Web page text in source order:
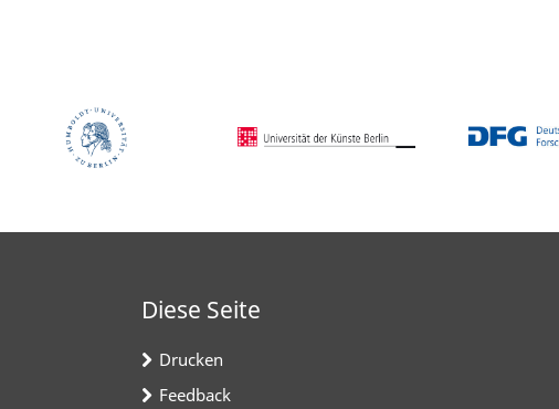
Diese Seite
Drucken
Feedback